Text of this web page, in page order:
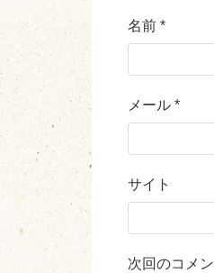
名前 *
メール *
サイト
次回のコメ